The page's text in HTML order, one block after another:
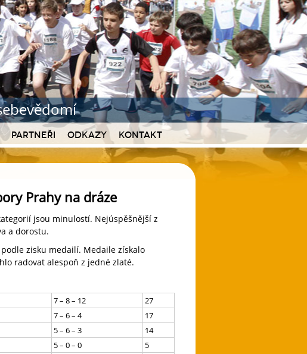
Partneři Odkazy Kontakt
Prahy na dráze
jsou minulostí. Nejúspěšnější z
a dorostu.
zisku medailí. Medaile získalo
radovat alespoň z jedné zlaté.
7 – 8 – 12
27
7 – 6 – 4
17
5 – 6 – 3
14
5 – 0 – 0
5